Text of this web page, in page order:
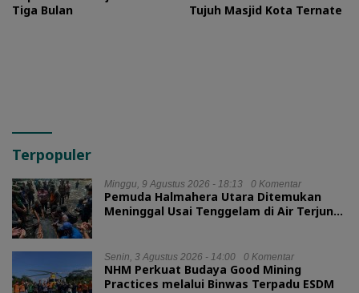
Tiga Bulan
Tujuh Masjid Kota Ternate
Terpopuler
Minggu, 9 Agustus 2026 - 18:13 0 Komentar
Pemuda Halmahera Utara Ditemukan
Meninggal Usai Tenggelam di Air Terjun
Senin, 3 Agustus 2026 - 14:00 0 Komentar
NHM Perkuat Budaya Good Mining
Practices melalui Binwas Terpadu ESDM